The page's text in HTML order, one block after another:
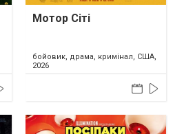
Мотор Сіті
бойовик, драма, кримінал, США,
2026